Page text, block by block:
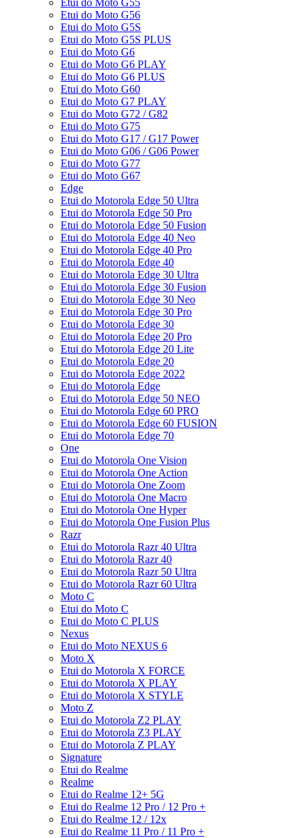
Etui do Moto G55
Etui do Moto G56
Etui do Moto G5S
Etui do Moto G5S PLUS
Etui do Moto G6
Etui do Moto G6 PLAY
Etui do Moto G6 PLUS
Etui do Moto G60
Etui do Moto G7 PLAY
Etui do Moto G72 / G82
Etui do Moto G75
Etui do Moto G17 / G17 Power
Etui do Moto G06 / G06 Power
Etui do Moto G77
Etui do Moto G67
Edge
Etui do Motorola Edge 50 Ultra
Etui do Motorola Edge 50 Pro
Etui do Motorola Edge 50 Fusion
Etui do Motorola Edge 40 Neo
Etui do Motorola Edge 40 Pro
Etui do Motorola Edge 40
Etui do Motorola Edge 30 Ultra
Etui do Motorola Edge 30 Fusion
Etui do Motorola Edge 30 Neo
Etui do Motorola Edge 30 Pro
Etui do Motorola Edge 30
Etui do Motorola Edge 20 Pro
Etui do Motorola Edge 20 Lite
Etui do Motorola Edge 20
Etui do Motorola Edge 2022
Etui do Motorola Edge
Etui do Motorola Edge 50 NEO
Etui do Motorola Edge 60 PRO
Etui do Motorola Edge 60 FUSION
Etui do Motorola Edge 70
One
Etui do Motorola One Vision
Etui do Motorola One Action
Etui do Motorola One Zoom
Etui do Motorola One Macro
Etui do Motorola One Hyper
Etui do Motorola One Fusion Plus
Razr
Etui do Motorola Razr 40 Ultra
Etui do Motorola Razr 40
Etui do Motorola Razr 50 Ultra
Etui do Motorola Razr 60 Ultra
Moto C
Etui do Moto C
Etui do Moto C PLUS
Nexus
Etui do Moto NEXUS 6
Moto X
Etui do Motorola X FORCE
Etui do Motorola X PLAY
Etui do Motorola X STYLE
Moto Z
Etui do Motorola Z2 PLAY
Etui do Motorola Z3 PLAY
Etui do Motorola Z PLAY
Signature
Etui do Realme
Realme
Etui do Realme 12+ 5G
Etui do Realme 12 Pro / 12 Pro +
Etui do Realme 12 / 12x
Etui do Realme 11 Pro / 11 Pro +